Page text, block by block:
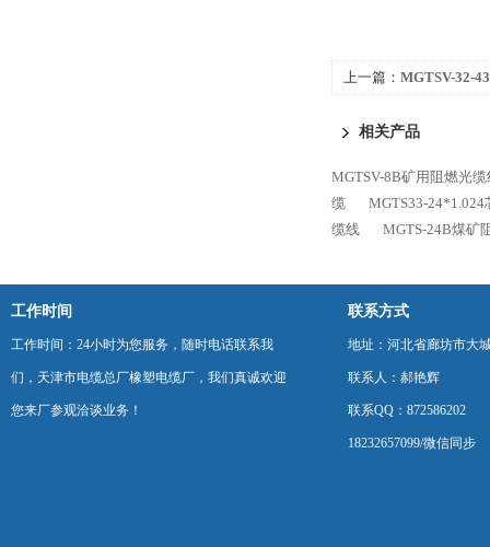
上一篇： MGTSV-32-
相关产品
MGTSV-8B矿用阻燃光
缆
MGTS33-
缆线
MGTS-24B煤矿
工作时间
工作时间：24小时为您服务，随时电话联系我
们，天津市电缆总厂橡塑电缆厂，我们真诚欢迎
您来厂参观洽谈业务！
联系方式
地址：河北省廊坊市大
联系人：郝艳辉
联系QQ：872586202
18232657099/微信同步